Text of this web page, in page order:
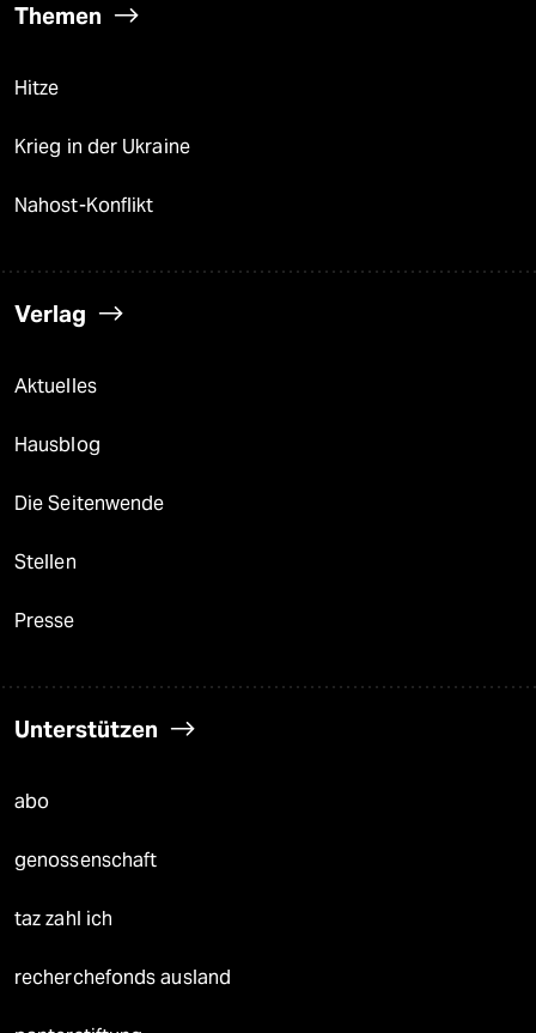
Themen
Hitze
Krieg in der Ukraine
Nahost-Konflikt
Verlag
Aktuelles
Hausblog
Die Seitenwende
Stellen
Presse
Unterstützen
abo
genossenschaft
taz zahl ich
recherchefonds ausland